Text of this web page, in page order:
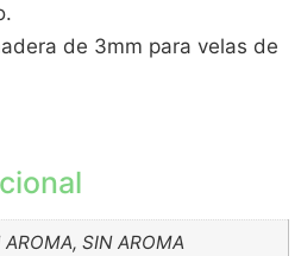
de 3mm para velas de
AROMA, SIN AROMA